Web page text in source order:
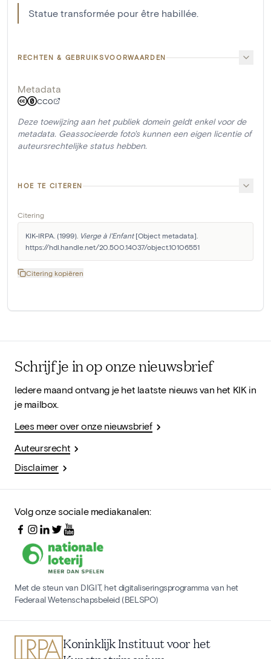
Statue transformée pour être habillée.
RECHTEN & GEBRUIKSVOORWAARDEN
Metadata
CC0
Deze toewijzing aan het publiek domein geldt enkel voor de
metadata. Geassocieerde foto's kunnen een eigen licentie of
auteursrechtelijke status hebben.
HOE TE CITEREN
Citering
KIK-IRPA. (1999). Vierge à l'Enfant [Object metadata].
https://hdl.handle.net/20.500.14037/object.10106551
Citering kopiëren
Schrijf je in op onze nieuwsbrief
Iedere maand ontvang je het laatste nieuws van het KIK in
je mailbox.
Lees meer over onze nieuwsbrief
Auteursrecht
Disclaimer
Volg onze sociale mediakanalen:
Met de steun van DIGIT, het digitaliseringsprogramma van het
Federaal Wetenschapsbeleid (BELSPO)
Koninklijk Instituut voor het